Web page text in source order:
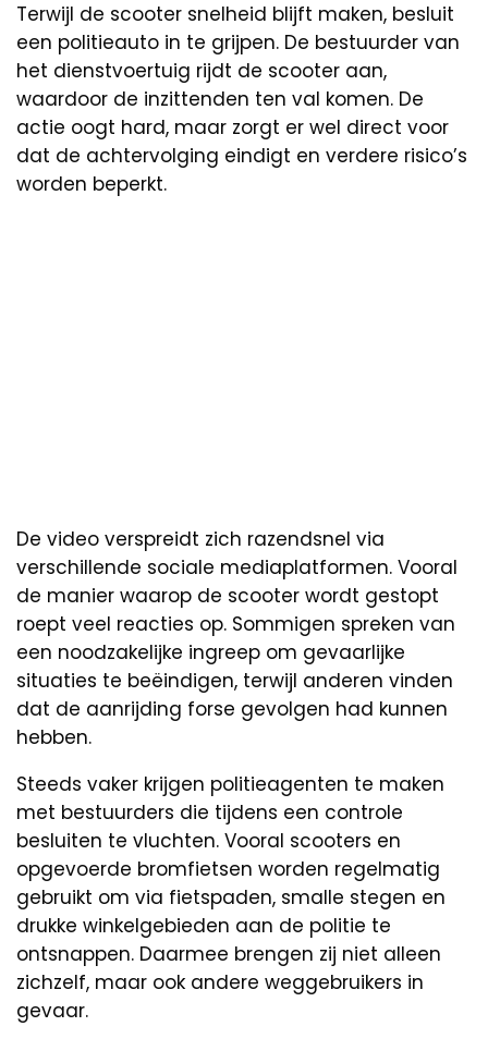
Terwijl de scooter snelheid blijft maken, besluit
een politieauto in te grijpen. De bestuurder van
het dienstvoertuig rijdt de scooter aan,
waardoor de inzittenden ten val komen. De
actie oogt hard, maar zorgt er wel direct voor
dat de achtervolging eindigt en verdere risico’s
worden beperkt.
De video verspreidt zich razendsnel via
verschillende sociale mediaplatformen. Vooral
de manier waarop de scooter wordt gestopt
roept veel reacties op. Sommigen spreken van
een noodzakelijke ingreep om gevaarlijke
situaties te beëindigen, terwijl anderen vinden
dat de aanrijding forse gevolgen had kunnen
hebben.
Steeds vaker krijgen politieagenten te maken
met bestuurders die tijdens een controle
besluiten te vluchten. Vooral scooters en
opgevoerde bromfietsen worden regelmatig
gebruikt om via fietspaden, smalle stegen en
drukke winkelgebieden aan de politie te
ontsnappen. Daarmee brengen zij niet alleen
zichzelf, maar ook andere weggebruikers in
gevaar.